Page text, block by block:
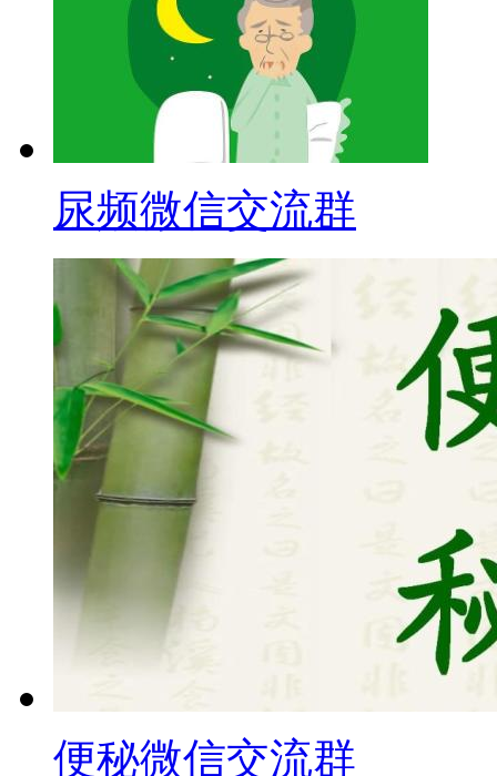
尿频微信交流群
便秘微信交流群